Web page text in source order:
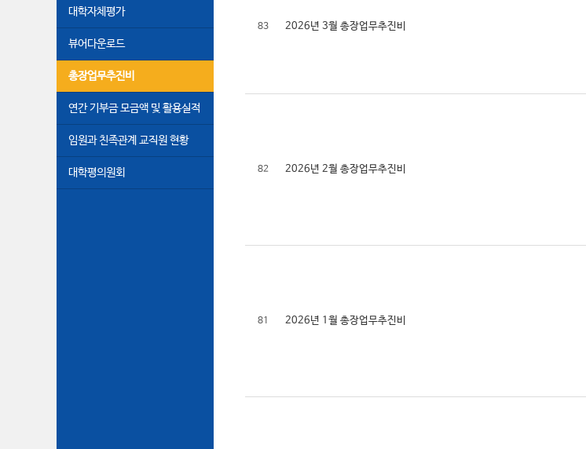
대학자체평가
뷰어다운로드
총장업무추진비
연간 기부금 모금액 및 활용실적
임원과 친족관계 교직원 현황
대학평의원회
83 2026년 3월 총장업무추진비
82 2026년 2월 총장업무추진비
81 2026년 1월 총장업무추진비